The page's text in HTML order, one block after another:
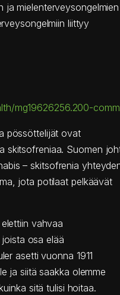
ja mielenterveysongelmien
liittyy
mg19626256.200-
pössöttelijät ovat
skitsofreniaa. Suomen
– skitsofrenia
jota potilaat pelkäävät
vahvaa
osa elää
asetti vuonna 1911
ja siitä saakka olemme
sitä tulisi hoitaa.